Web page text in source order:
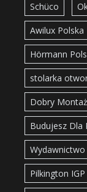
Schüco
Awilux Polska
Hörmann
stolarka
Dobry Montaż
Budujesz Dla
Pilkington IGP